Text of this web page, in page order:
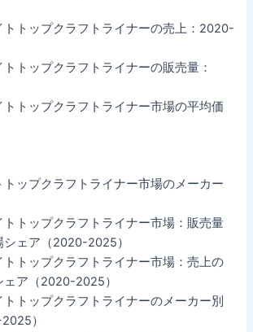
トトップクラフトライナーの売上：2020-
トップクラフトライナーの販売量：
トップクラフトライナー市場の平均価
トップクラフトライナー市場のメーカー
トップクラフトライナー市場：販売量
ェア（2020-2025）
トップクラフトライナー市場：売上の
ア（2020-2025）
トップクラフトライナーのメーカー別
）